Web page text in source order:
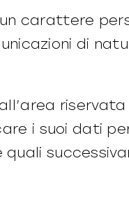
carattere
di
i suoi dati
quali